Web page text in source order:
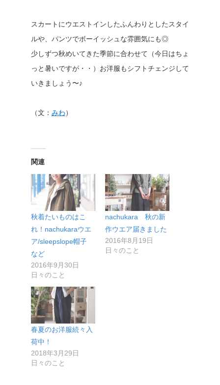
スカートにウエストインしたふんわりとしたスタイ
ルや、パンツでボーイッシュな雰囲気にも◎
少しずつ秋めいてきた季節に合わせて（今日はちょ
っと暑いですが・・）お洋服もシフトチェンジして
いきましょう〜♪
（文： みわ）
関連
秋着たいものはこ
れ！nachukaraウエ
ア/sleepslope帽子
など
2016年9月30日
日々のこと
nachukara 秋の新
作ウエア届きました
2016年8月19日
日々のこと
春夏のお洋服続々入
荷中！
2018年3月29日
日々のこと